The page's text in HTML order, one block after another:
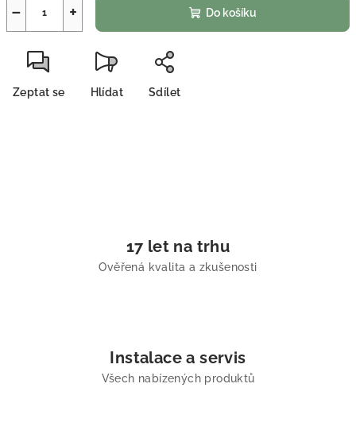
+
− Do košíku
Zeptat se Hlídat Sdílet
17 let na trhu
Ověřená kvalita a zkušenosti
Instalace a servis
Všech nabízených produktů